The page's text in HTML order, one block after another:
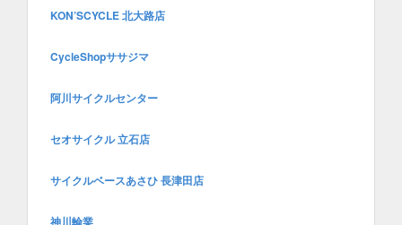
KON’SCYCLE 北大路店
CycleShopササジマ
阿川サイクルセンター
セオサイクル 立石店
サイクルベースあさひ 長津田店
神川輪業